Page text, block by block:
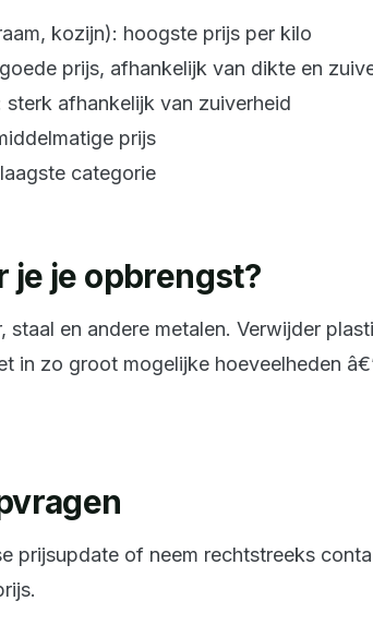
kozijn): hoogste prijs per kilo
prijs, afhankelijk van dikte en
sterk afhankelijk van zuiverheid
prijs
categorie
je je opbrengst?
staal en andere metalen. Verwijder
in zo groot mogelijke hoeveelheden
prijsupdate of neem rechtstreeks